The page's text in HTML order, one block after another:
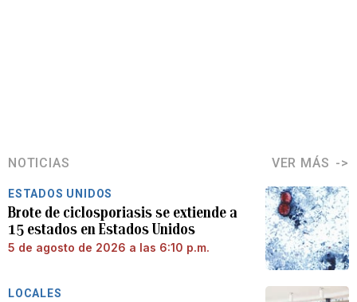
NOTICIAS VER MÁS
ESTADOS UNIDOS
Brote de ciclosporiasis se extiende a
15 estados en Estados Unidos
5 de agosto de 2026 a las 6:10 p.m.
LOCALES